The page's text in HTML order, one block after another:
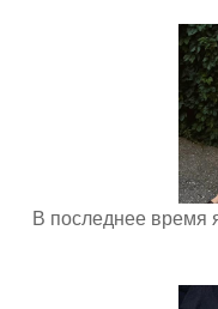
В последнее время